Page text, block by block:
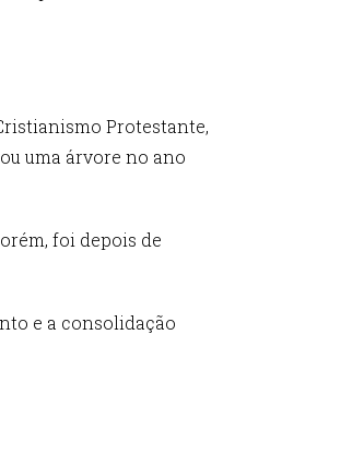
Protestante,
uma árvore no ano
foi depois de
e a consolidação